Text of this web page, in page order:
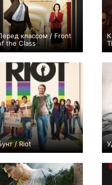
классом / Front
the Class
+32
/ Riot
0